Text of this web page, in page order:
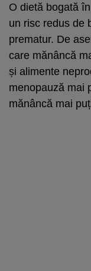
O dietă bogată
un risc redus de
prematur. De
care mănâncă
și alimente
menopauză mai
mănâncă mai